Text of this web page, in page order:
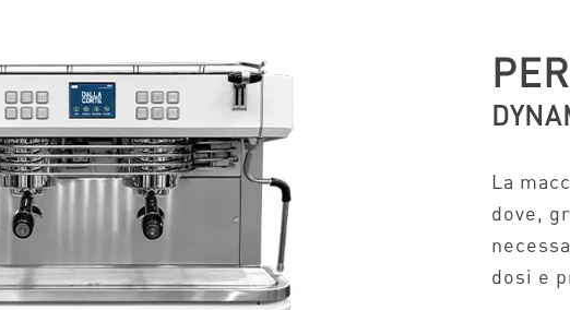
La
dove,
dosi e